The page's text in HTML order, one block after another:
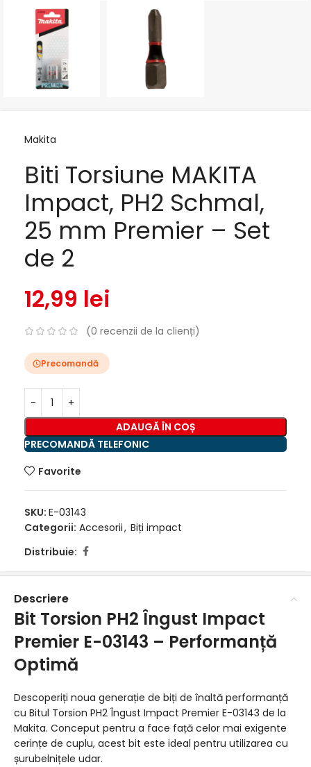
Makita
Biti Torsiune MAKITA
Impact, PH2 Schmal,
25 mm Premier – Set
de 2
12,99 lei
(0 recenzii de la clienți)
Precomandă
ADAUGĂ ÎN COȘ
PRECOMANDĂ TELEFONIC
Favorite
SKU: E-03143
Categorii: Accesorii, Biți impact
Distribuie:
Descriere
Bit Torsion PH2 Îngust Impact
Premier E-03143 – Performanță
Optimă
Descoperiți noua generație de biți de înaltă performanță
cu Bitul Torsion PH2 Îngust Impact Premier E-03143 de la
Makita. Conceput pentru a face față celor mai exigente
cerințe de cuplu, acest bit este ideal pentru utilizarea cu
șurubelnițele udar.